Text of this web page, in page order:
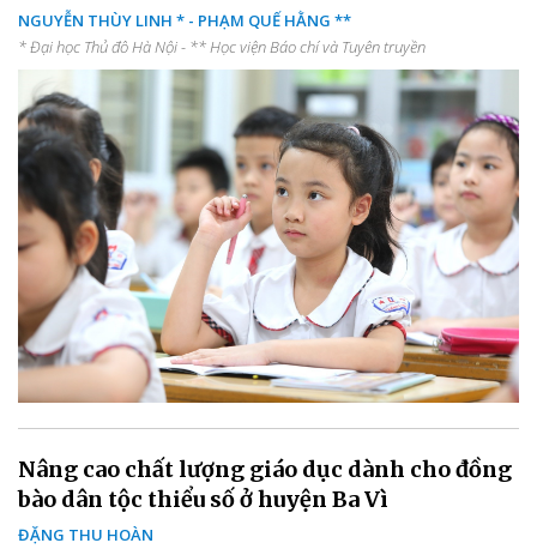
NGUYỄN THÙY LINH * - PHẠM QUẾ HẰNG **
* Đại học Thủ đô Hà Nội - ** Học viện Báo chí và Tuyên truyền
Nâng cao chất lượng giáo dục dành cho đồng
bào dân tộc thiểu số ở huyện Ba Vì
ĐẶNG THU HOÀN